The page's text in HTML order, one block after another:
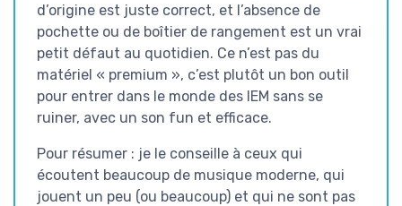
d’origine est juste correct, et l’absence de
pochette ou de boîtier de rangement est un vrai
petit défaut au quotidien. Ce n’est pas du
matériel « premium », c’est plutôt un bon outil
pour entrer dans le monde des IEM sans se
ruiner, avec un son fun et efficace.
Pour résumer : je le conseille à ceux qui
écoutent beaucoup de musique moderne, qui
jouent un peu (ou beaucoup) et qui ne sont pas